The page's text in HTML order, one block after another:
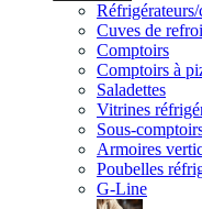
Cuves de
Comptoirs
Comptoirs à
Saladettes
Vitrines
Sous-
Armoires
Poubelles
G-Line